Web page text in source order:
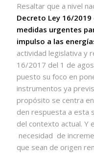
Resaltar que a nivel
Decreto Ley 16/
medidas urgentes
impulso a las
actividad legislativa y
16/2017 del 1 de
puesto su foco en
instrumentos ya
propósito se centra
den respuesta a esta
del contexto actual. Y
necesidad de
que sean de origen